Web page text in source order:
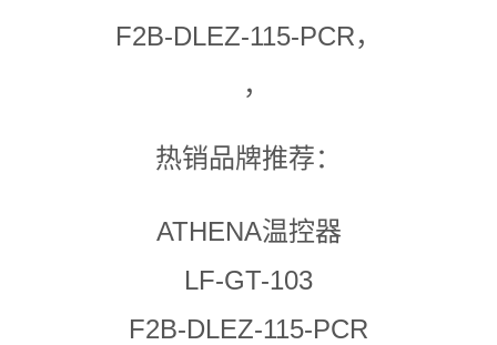
F2B-DLEZ-115-PCR，
，
热销品牌推荐：
ATHENA温控器
LF-GT-103
F2B-DLEZ-115-PCR